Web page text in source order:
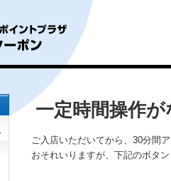
一定時間操作
ご入店いただいてから、30分間
おそれいりますが、下記のボタ